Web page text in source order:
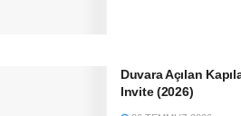
Duvara Açılan
Invite (2026)